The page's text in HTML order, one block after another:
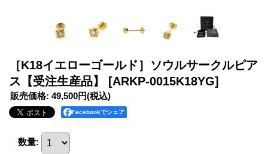
［K18イエローゴールド］ソウルサークルピア
ス【受注生産品】
[ARKP-0015K18YG]
販売価格: 49,500円(税込)
Facebookでシェア
数量: